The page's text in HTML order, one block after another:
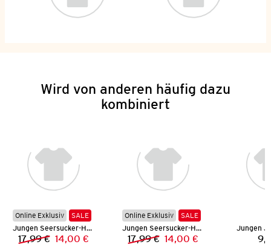
Wird von anderen häufig dazu
kombiniert
Online Exklusiv
SALE
Jungen Seersucker-Hemd
Vorheriger Preis:
17,99 € Neuer Preis:
14,00 €
Online Exklusiv
SALE
Jungen Seersucker-Hemd
Vorheriger Preis:
17,99 € Neuer Preis:
14,00 €
Jungen